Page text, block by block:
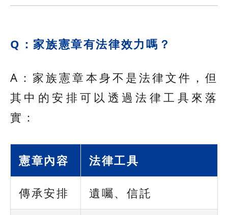
Q：家族憲章有法律效力嗎？
A：家族憲章本身不是法律文件，但
其中的安排可以透過法律工具來落
實：
憲章內容 法律工具
傳承安排 遺囑、信託